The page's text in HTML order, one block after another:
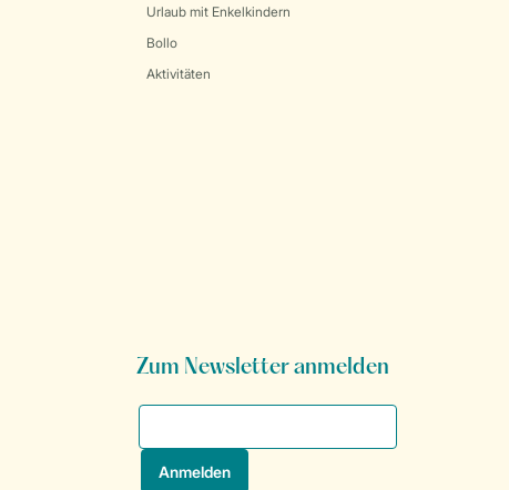
Urlaub mit Enkelkindern
Bollo
Aktivitäten
Zum Newsletter anmelden